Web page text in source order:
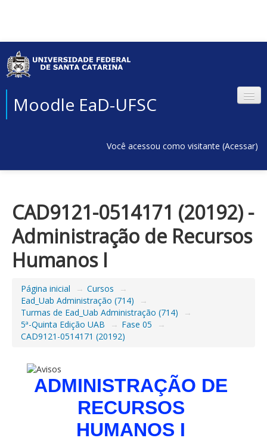
Moodle EaD-UFSC
Você acessou como visitante (Acessar)
CAD9121-0514171 (20192) -
Administração de Recursos
Humanos I
Página inicial → Cursos
→
Ead_Uab Administração (714)
→
Turmas de Ead_Uab Administração (714)
→
5ª-Quinta Edição UAB
→ Fase 05
→
CAD9121-0514171 (20192)
ADMINISTRAÇÃO DE
RECURSOS
HUMANOS I